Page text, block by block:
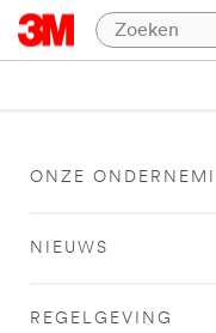
ONZE
NIEUWS
REGELGEVING